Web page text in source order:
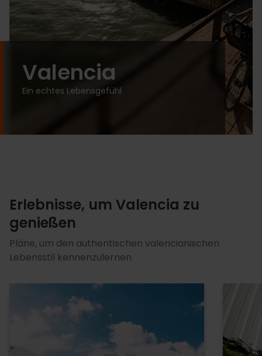
Valencia
Ein echtes Lebensgefühl
Erlebnisse, um Valencia zu
genießen
Pläne, um den authentischen valencianischen
Lebensstil kennenzulernen